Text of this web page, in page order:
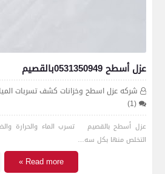
عزل أسطح 0531350949بالقصيم
شركه عزل اسطح وخزانات كشف تسربات
(1)
عزل أسطح بالقصيم تسرب الماء والحرارة
التخلص منها بكل سه…
Read more »